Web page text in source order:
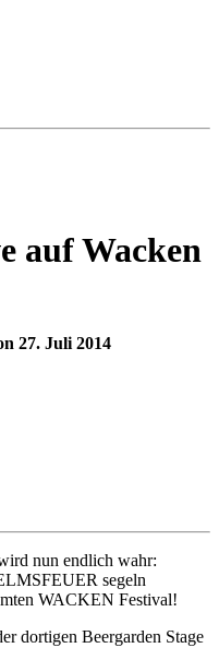
auf Wacken
27. Juli 2014
nun endlich wahr:
segeln
WACKEN Festival!
dortigen Beergarden Stage